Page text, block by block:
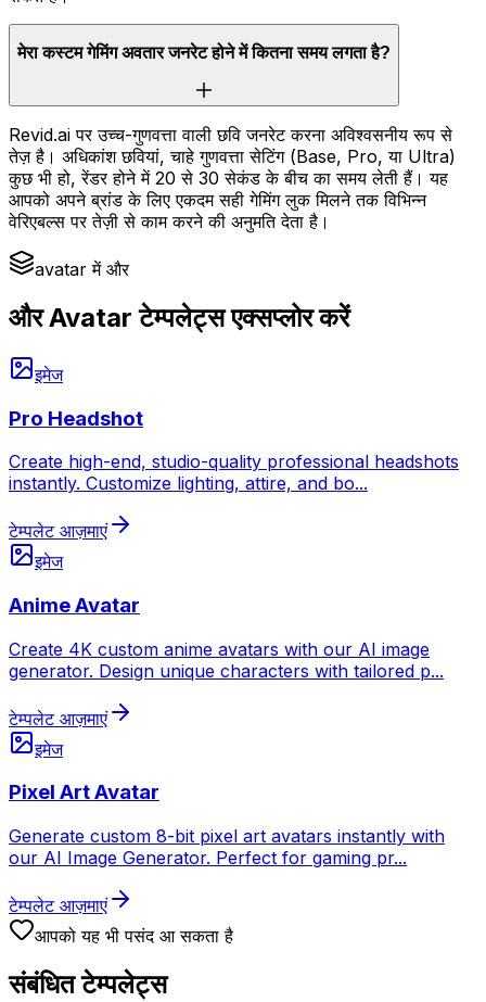
मेरा कस्टम गेमिंग अवतार जनरेट होने में कितना समय लगता है?
Revid.ai पर उच्च-गुणवत्ता वाली छवि जनरेट करना अविश्वसनीय रूप से
तेज़ है। अधिकांश छवियां, चाहे गुणवत्ता सेटिंग (Base, Pro, या Ultra)
कुछ भी हो, रेंडर होने में 20 से 30 सेकंड के बीच का समय लेती हैं। यह
आपको अपने ब्रांड के लिए एकदम सही गेमिंग लुक मिलने तक विभिन्न
वेरिएबल्स पर तेज़ी से काम करने की अनुमति देता है।
avatar में और
और Avatar टेम्पलेट्स एक्सप्लोर करें
इमेज
Pro Headshot
Create high-end, studio-quality professional headshots
instantly. Customize lighting, attire, and bo...
टेम्पलेट आज़माएं
इमेज
Anime Avatar
Create 4K custom anime avatars with our AI image
generator. Design unique characters with tailored p...
टेम्पलेट आज़माएं
इमेज
Pixel Art Avatar
Generate custom 8-bit pixel art avatars instantly with
our AI Image Generator. Perfect for gaming pr...
टेम्पलेट आज़माएं
आपको यह भी पसंद आ सकता है
संबंधित टेम्पलेट्स